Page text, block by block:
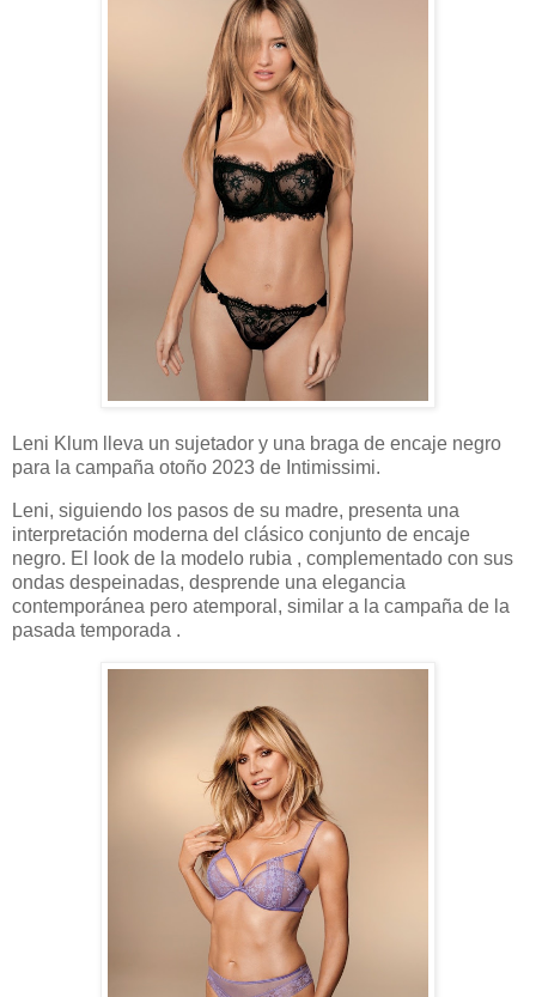
Leni Klum lleva un sujetador y una braga de encaje negro
para la campaña otoño 2023 de Intimissimi.
Leni, siguiendo los pasos de su madre, presenta una
interpretación moderna del clásico conjunto de encaje
negro. El look de la modelo rubia , complementado con sus
ondas despeinadas, desprende una elegancia
contemporánea pero atemporal, similar a la campaña de la
pasada temporada .